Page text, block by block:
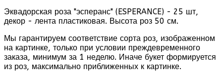
Эквадорская роза "эсперанс" (ESPERANCE) - 25 шт,
декор - лента пластиковая. Высота роз 50 см.
Мы гарантируем соответствие сорта роз, изображенном
на картинке, только при условии преждевременного
заказа, минимум за 1 неделю. Иначе букет формируется
из роз, максимально приближенных к картинке.